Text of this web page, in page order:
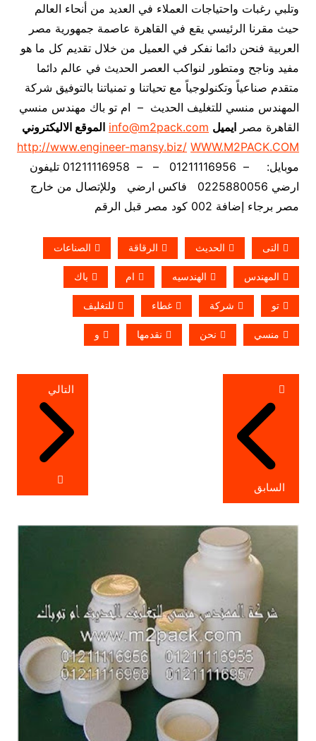
وتلبي رغبات واحتياجات العملاء في العديد من أنحاء العالم
حيث مقرنا الرئيسي يقع في القاهرة عاصمة جمهورية مصر
العربية فنحن دائما نفكر في العميل من خلال تقديم كل ما هو
مفيد وناجح ومتطور لنواكب العصر الحديث في عالم دائما
متقدم صناعياً وتكنولوجياً مع تحياتنا و تمنياتنا بالتوفيق شركة
المهندس منسي للتغليف الحديث – ام تو باك مهندس منسي
القاهرة مصر ايميل info@m2pack.com الموقع الاليكتروني
http://www.engineer-mansy.biz/ WWW.M2PACK.COM
موبايل: – 01211116956 – – 01211116958 تليفون
ارضي 0225880056 فاكس ارضي
وللإتصال من خارج
مصر برجاء إضافة 002 كود مصر قبل الرقم
التى الحديث الرقاقة الصناعات
المهندس الهندسيه ام باك
تو شركة غطاء للتغليف
منسي نحن نقدمها و
تصفّح
المقالات
السابق
التالي